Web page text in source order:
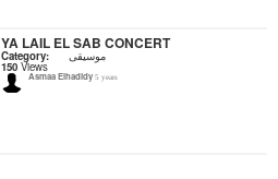
YA LAIL EL SAB CONCERT
Category: موسيقى
150 Views
Asmaa Elhadidy 5 years